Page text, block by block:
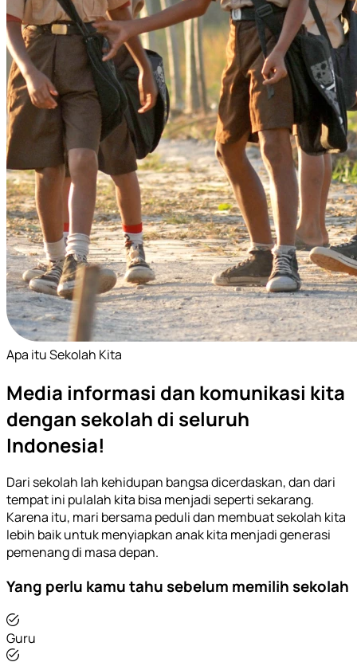
Apa itu Sekolah Kita
Media informasi dan komunikasi kita
dengan sekolah di seluruh
Indonesia!
Dari sekolah lah kehidupan bangsa dicerdaskan, dan dari
tempat ini pulalah kita bisa menjadi seperti sekarang.
Karena itu, mari bersama peduli dan membuat sekolah kita
lebih baik untuk menyiapkan anak kita menjadi generasi
pemenang di masa depan.
Yang perlu kamu tahu sebelum memilih sekolah
Guru